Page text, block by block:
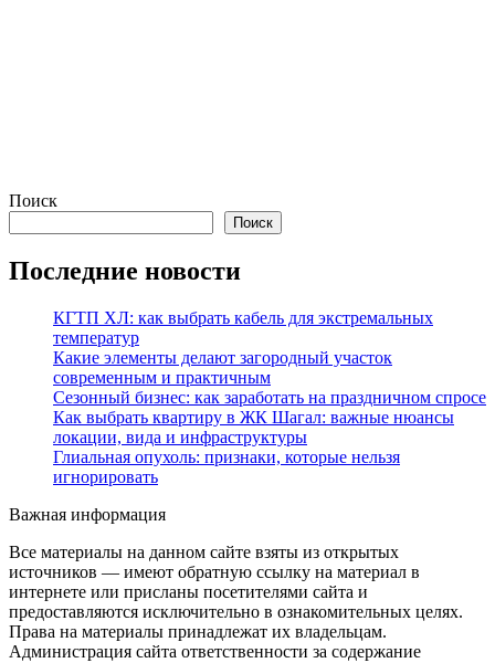
Поиск
Поиск
Последние новости
КГТП ХЛ: как выбрать кабель для экстремальных
температур
Какие элементы делают загородный участок
современным и практичным
Сезонный бизнес: как заработать на праздничном спросе
Как выбрать квартиру в ЖК Шагал: важные нюансы
локации, вида и инфраструктуры
Глиальная опухоль: признаки, которые нельзя
игнорировать
Важная информация
Все материалы на данном сайте взяты из открытых
источников — имеют обратную ссылку на материал в
интернете или присланы посетителями сайта и
предоставляются исключительно в ознакомительных целях.
Права на материалы принадлежат их владельцам.
Администрация сайта ответственности за содержание